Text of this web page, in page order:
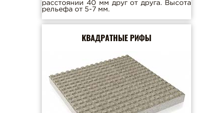
расстоянии 40 мм друг от друга. Высота
рельефа от 5-7 мм.
КВАДРАТНЫЕ РИФЫ